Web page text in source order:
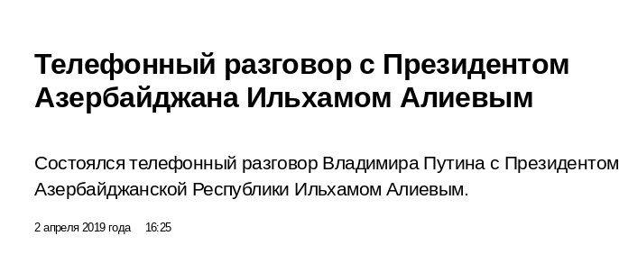
Телефонный разговор с Президентом
Азербайджана Ильхамом Алиевым
Состоялся телефонный разговор Владимира Путина с Президентом
Азербайджанской Республики Ильхамом Алиевым.
2 апреля 2019 года 16:25